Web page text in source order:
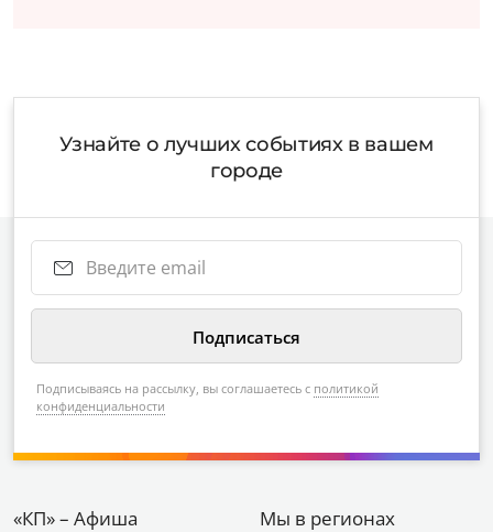
Узнайте о лучших событиях в вашем
городе
Подписываясь на рассылку, вы соглашаетесь с политикой
конфиденциальности
«КП» – Афиша Мы в регионах